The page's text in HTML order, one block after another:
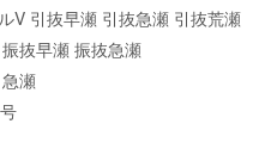
V 引抜早瀬 引抜急瀬 引抜荒瀬
抜早瀬 振抜急瀬
瀬